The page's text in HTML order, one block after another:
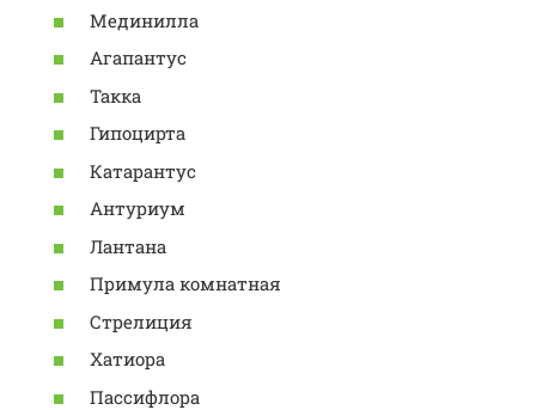
Мединилла
Агапантус
Такка
Гипоцирта
Катарантус
Антуриум
Лантана
Примула комнатная
Стрелиция
Хатиора
Пассифлора